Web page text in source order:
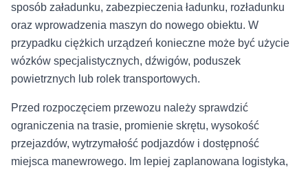
sposób załadunku, zabezpieczenia ładunku, rozładunku
oraz wprowadzenia maszyn do nowego obiektu. W
przypadku ciężkich urządzeń konieczne może być użycie
wózków specjalistycznych, dźwigów, poduszek
powietrznych lub rolek transportowych.
Przed rozpoczęciem przewozu należy sprawdzić
ograniczenia na trasie, promienie skrętu, wysokość
przejazdów, wytrzymałość podjazdów i dostępność
miejsca manewrowego. Im lepiej zaplanowana logistyka,